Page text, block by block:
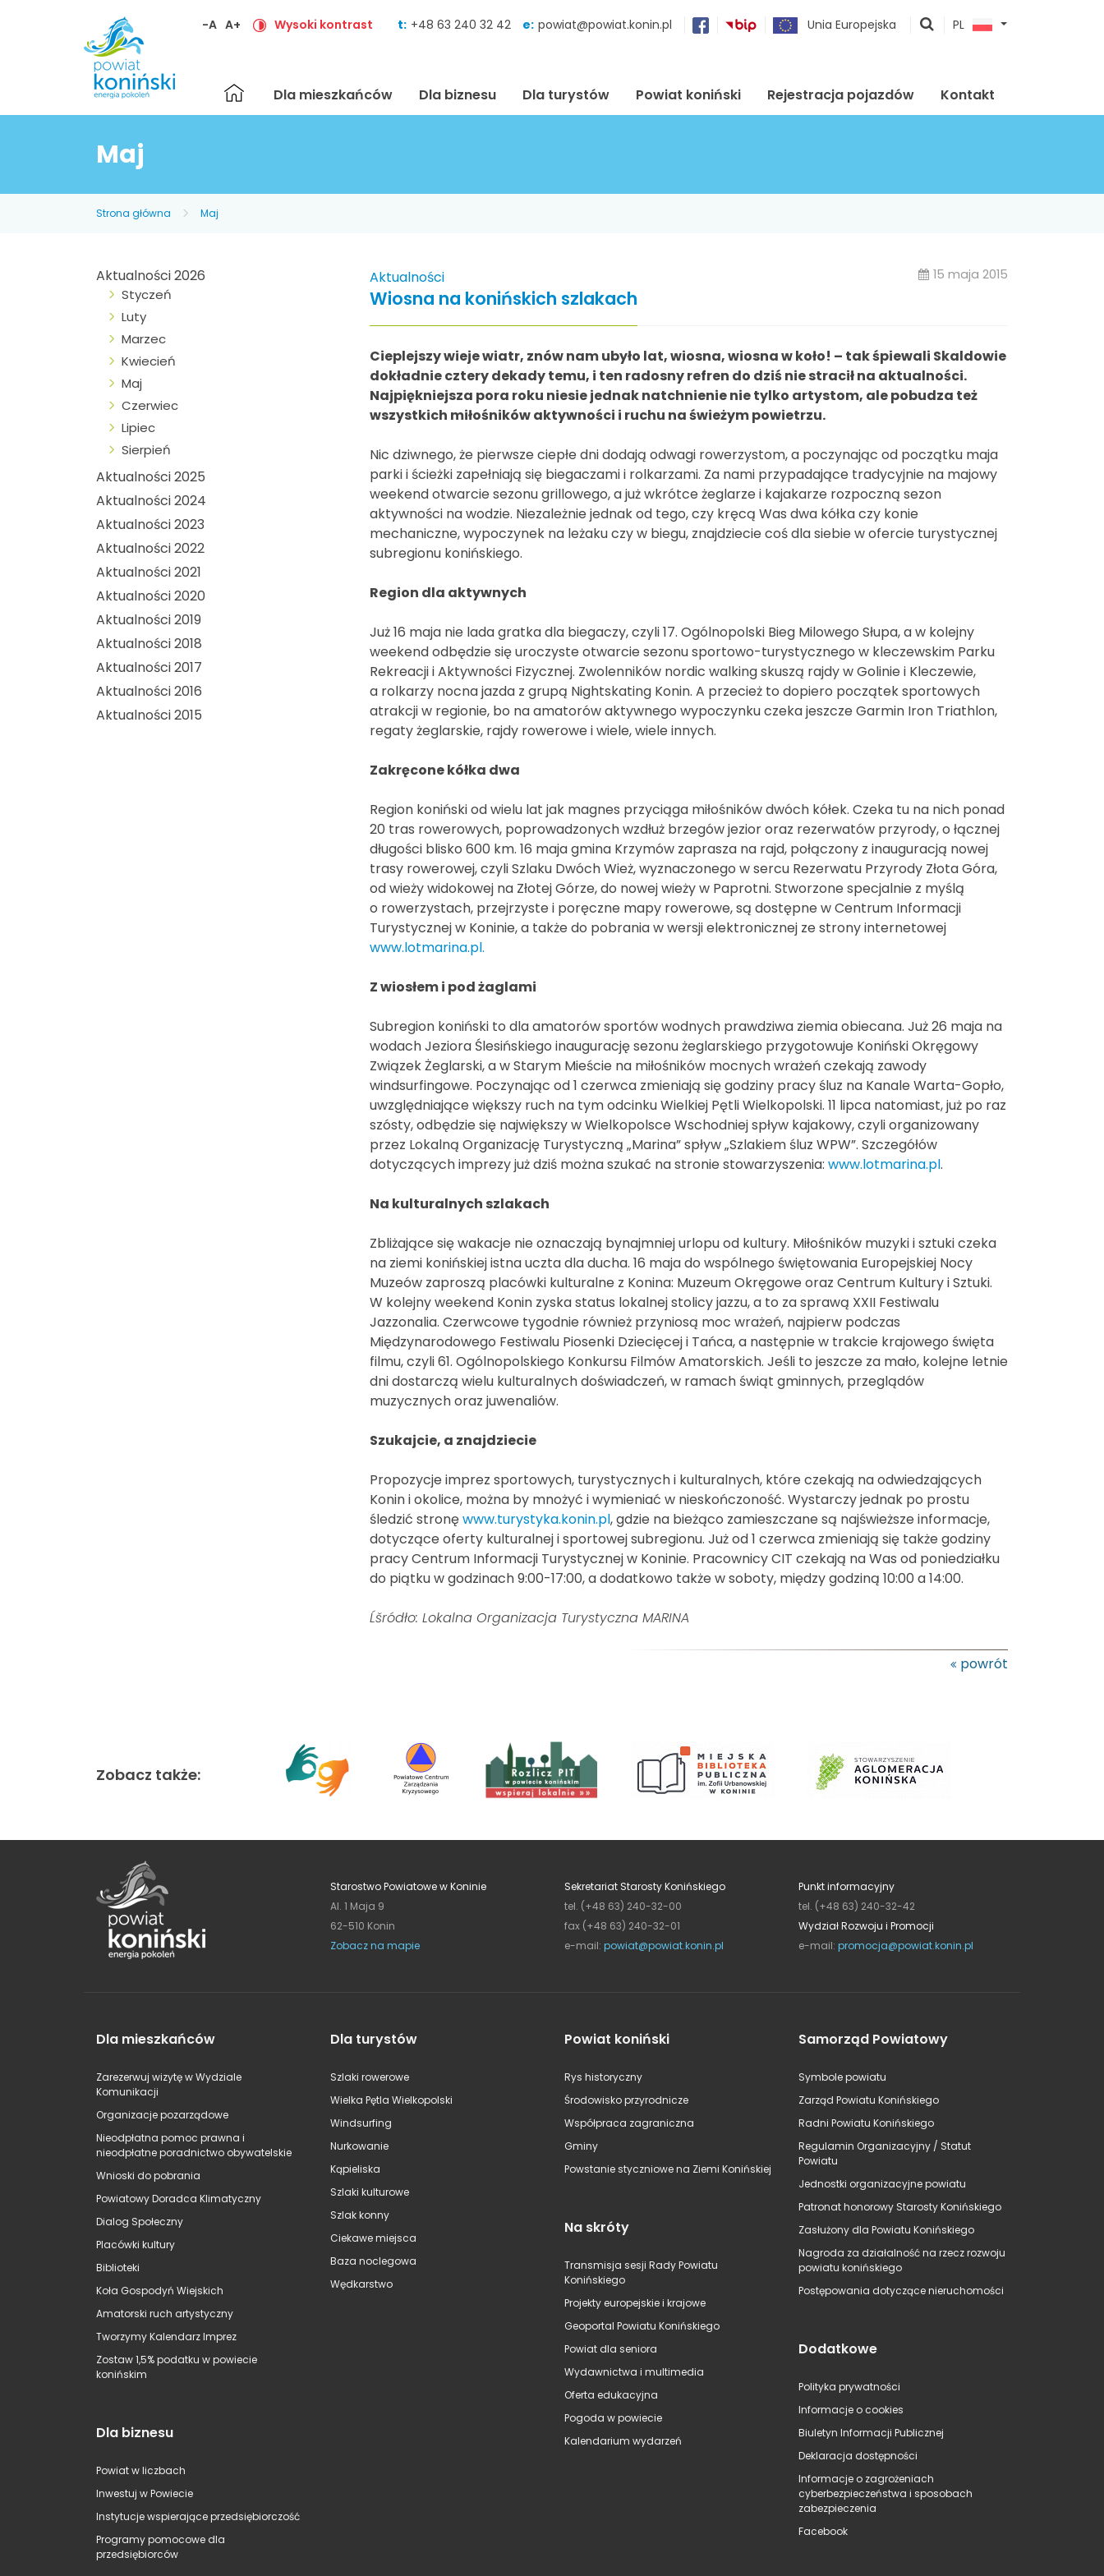
-A A+ Wysoki kontrast t: +48 63 240 32 42 e: powiat@powiat.konin.pl Unia Europejska
pokaż
PL
Strona
główna
Dla mieszkańców Dla biznesu Dla turystów Powiat koniński Rejestracja pojazdów Kontakt
Maj
Strona główna Maj
Aktualności 2026
Styczeń
Luty
Marzec
Kwiecień
Maj
Czerwiec
Lipiec
Sierpień
Aktualności 2025
Aktualności 2024
Aktualności 2023
Aktualności 2022
Aktualności 2021
Aktualności 2020
Aktualności 2019
Aktualności 2018
Aktualności 2017
Aktualności 2016
Aktualności 2015
Aktualności 15 maja 2015
Wiosna na konińskich szlakach
Cieplejszy wieje wiatr, znów nam ubyło lat, wiosna, wiosna w koło! – tak śpiewali Skaldowie
dokładnie cztery dekady temu, i ten radosny refren do dziś nie stracił na aktualności.
Najpiękniejsza pora roku niesie jednak natchnienie nie tylko artystom, ale pobudza też
wszystkich miłośników aktywności i ruchu na świeżym powietrzu.
Nic dziwnego, że pierwsze ciepłe dni dodają odwagi rowerzystom, a poczynając od początku maja
parki i ścieżki zapełniają się biegaczami i rolkarzami. Za nami przypadające tradycyjnie na majowy
weekend otwarcie sezonu grillowego, a już wkrótce żeglarze i kajakarze rozpoczną sezon
aktywności na wodzie. Niezależnie jednak od tego, czy kręcą Was dwa kółka czy konie
mechaniczne, wypoczynek na leżaku czy w biegu, znajdziecie coś dla siebie w ofercie turystycznej
subregionu konińskiego.
Region dla aktywnych
Już 16 maja nie lada gratka dla biegaczy, czyli 17. Ogólnopolski Bieg Milowego Słupa, a w kolejny
weekend odbędzie się uroczyste otwarcie sezonu sportowo-turystycznego w kleczewskim Parku
Rekreacji i Aktywności Fizycznej. Zwolenników nordic walking skuszą rajdy w Golinie i Kleczewie,
a rolkarzy nocna jazda z grupą Nightskating Konin. A przecież to dopiero początek sportowych
atrakcji w regionie, bo na amatorów aktywnego wypoczynku czeka jeszcze Garmin Iron Triathlon,
regaty żeglarskie, rajdy rowerowe i wiele, wiele innych.
Zakręcone kółka dwa
Region koniński od wielu lat jak magnes przyciąga miłośników dwóch kółek. Czeka tu na nich ponad
20 tras rowerowych, poprowadzonych wzdłuż brzegów jezior oraz rezerwatów przyrody, o łącznej
długości blisko 600 km. 16 maja gmina Krzymów zaprasza na rajd, połączony z inauguracją nowej
trasy rowerowej, czyli Szlaku Dwóch Wież, wyznaczonego w sercu Rezerwatu Przyrody Złota Góra,
od wieży widokowej na Złotej Górze, do nowej wieży w Paprotni. Stworzone specjalnie z myślą
o rowerzystach, przejrzyste i poręczne mapy rowerowe, są dostępne w Centrum Informacji
Turystycznej w Koninie, a także do pobrania w wersji elektronicznej ze strony internetowej
www.lotmarina.pl.
Z wiosłem i pod żaglami
Subregion koniński to dla amatorów sportów wodnych prawdziwa ziemia obiecana. Już 26 maja na
wodach Jeziora Ślesińskiego inaugurację sezonu żeglarskiego przygotowuje Koniński Okręgowy
Związek Żeglarski, a w Starym Mieście na miłośników mocnych wrażeń czekają zawody
windsurfingowe. Poczynając od 1 czerwca zmieniają się godziny pracy śluz na Kanale Warta-Gopło,
uwzględniające większy ruch na tym odcinku Wielkiej Pętli Wielkopolski. 11 lipca natomiast, już po raz
szósty, odbędzie się największy w Wielkopolsce Wschodniej spływ kajakowy, czyli organizowany
przez Lokalną Organizację Turystyczną „Marina” spływ „Szlakiem śluz WPW”. Szczegółów
dotyczących imprezy już dziś można szukać na stronie stowarzyszenia: www.lotmarina.pl.
Na kulturalnych szlakach
Zbliżające się wakacje nie oznaczają bynajmniej urlopu od kultury. Miłośników muzyki i sztuki czeka
na ziemi konińskiej istna uczta dla ducha. 16 maja do wspólnego świętowania Europejskiej Nocy
Muzeów zaproszą placówki kulturalne z Konina: Muzeum Okręgowe oraz Centrum Kultury i Sztuki.
W kolejny weekend Konin zyska status lokalnej stolicy jazzu, a to za sprawą XXII Festiwalu
Jazzonalia. Czerwcowe tygodnie również przyniosą moc wrażeń, najpierw podczas
Międzynarodowego Festiwalu Piosenki Dziecięcej i Tańca, a następnie w trakcie krajowego święta
filmu, czyli 61. Ogólnopolskiego Konkursu Filmów Amatorskich. Jeśli to jeszcze za mało, kolejne letnie
dni dostarczą wielu kulturalnych doświadczeń, w ramach świąt gminnych, przeglądów
muzycznych oraz juwenaliów.
Szukajcie, a znajdziecie
Propozycje imprez sportowych, turystycznych i kulturalnych, które czekają na odwiedzających
Konin i okolice, można by mnożyć i wymieniać w nieskończoność. Wystarczy jednak po prostu
śledzić stronęwww.turystyka.konin.pl, gdzie na bieżąco zamieszczane są najświeższe informacje,
dotyczące oferty kulturalnej i sportowej subregionu. Już od 1 czerwca zmieniają się także godziny
pracy Centrum Informacji Turystycznej w Koninie. Pracownicy CIT czekają na Was od poniedziałku
do piątku w godzinach 9:00-17:00, a dodatkowo także w soboty, między godziną 10:00 a 14:00.
Ĺšródło: Lokalna Organizacja Turystyczna MARINA
powrót
Zobacz także:
Starostwo Powiatowe w Koninie
Al. 1 Maja 9
62-510 Konin
Zobacz na mapie
Sekretariat Starosty Konińskiego
tel. (+48 63) 240-32-00
fax (+48 63) 240-32-01
e-mail: powiat@powiat.konin.pl
Punkt informacyjny
tel. (+48 63) 240-32-42
Wydział Rozwoju i Promocji
e-mail: promocja@powiat.konin.pl
Dla mieszkańców
Zarezerwuj wizytę w Wydziale
Komunikacji
Organizacje pozarządowe
Nieodpłatna pomoc prawna i
nieodpłatne poradnictwo obywatelskie
Wnioski do pobrania
Powiatowy Doradca Klimatyczny
Dialog Społeczny
Placówki kultury
Biblioteki
Koła Gospodyń Wiejskich
Amatorski ruch artystyczny
Tworzymy Kalendarz Imprez
Zostaw 1,5% podatku w powiecie
konińskim
Dla biznesu
Powiat w liczbach
Inwestuj w Powiecie
Instytucje wspierające przedsiębiorczość
Programy pomocowe dla
przedsiębiorców
Dla turystów
Szlaki rowerowe
Wielka Pętla Wielkopolski
Windsurfing
Nurkowanie
Kąpieliska
Szlaki kulturowe
Szlak konny
Ciekawe miejsca
Baza noclegowa
Wędkarstwo
Powiat koniński
Rys historyczny
Środowisko przyrodnicze
Współpraca zagraniczna
Gminy
Powstanie styczniowe na Ziemi Konińskiej
Na skróty
Transmisja sesji Rady Powiatu
Konińskiego
Projekty europejskie i krajowe
Geoportal Powiatu Konińskiego
Powiat dla seniora
Wydawnictwa i multimedia
Oferta edukacyjna
Pogoda w powiecie
Kalendarium wydarzeń
Samorząd Powiatowy
Symbole powiatu
Zarząd Powiatu Konińskiego
Radni Powiatu Konińskiego
Regulamin Organizacyjny / Statut
Powiatu
Jednostki organizacyjne powiatu
Patronat honorowy Starosty Konińskiego
Zasłużony dla Powiatu Konińskiego
Nagroda za działalność na rzecz rozwoju
powiatu konińskiego
Postępowania dotyczące nieruchomości
Dodatkowe
Polityka prywatności
Informacje o cookies
Biuletyn Informacji Publicznej
Deklaracja dostępności
Informacje o zagrożeniach
cyberbezpieczeństwa i sposobach
zabezpieczenia
Facebook